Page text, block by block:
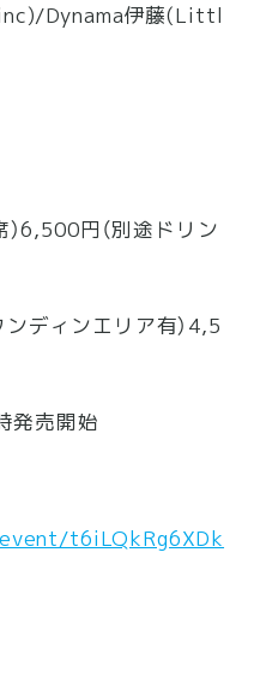
Dynama伊藤(Littl
6,500円（別途ドリン
ディンエリア有）4,5
発売開始
t6iLQkRg6XDk